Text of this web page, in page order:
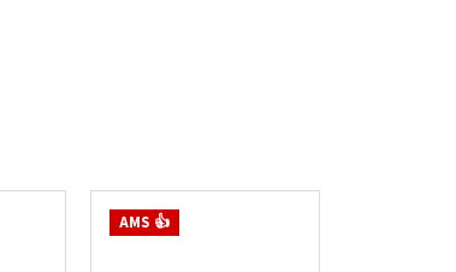
AMS 👍